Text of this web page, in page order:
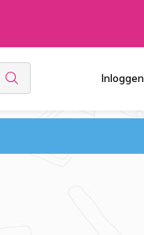
Inloggen